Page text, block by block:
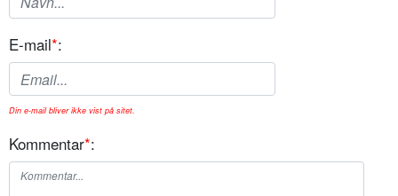
E-mail*:
Din e-mail bliver ikke vist på sitet.
Kommentar*: